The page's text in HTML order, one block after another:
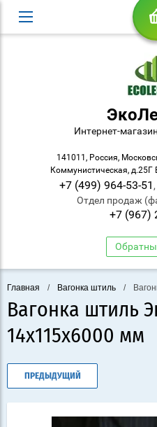
Интернет-
141011, Россия,
Коммунистическая, д.25Г
+7 (499) 964-53-51 ,
Отдел продаж
+7 (967)
Главная / Вагонка штиль /
Вагонка штиль
14х115х6000 мм
ПРЕДЫДУЩИЙ